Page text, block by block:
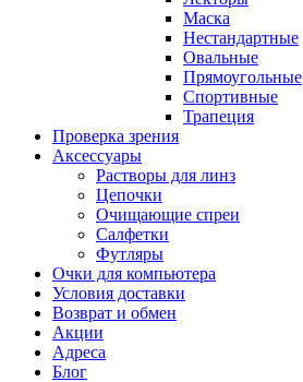
Маска
Нестандартные
Овальные
Прямоугольные
Спортивные
Трапеция
Проверка зрения
Аксессуары
Растворы для линз
Цепочки
Очищающие спреи
Салфетки
Футляры
Очки для компьютера
Условия доставки
Возврат и обмен
Акции
Адреса
Блог